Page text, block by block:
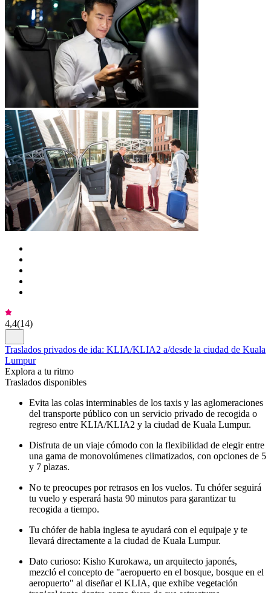
4,4(14)
Traslados privados de ida: KLIA/KLIA2 a/desde la ciudad de Kuala
Lumpur
Explora a tu ritmo
Traslados disponibles
Evita las colas interminables de los taxis y las aglomeraciones
del transporte público con un servicio privado de recogida o
regreso entre KLIA/KLIA2 y la ciudad de Kuala Lumpur.
Disfruta de un viaje cómodo con la flexibilidad de elegir entre
una gama de monovolúmenes climatizados, con opciones de 5
y 7 plazas.
No te preocupes por retrasos en los vuelos. Tu chófer seguirá
tu vuelo y esperará hasta 90 minutos para garantizar tu
recogida a tiempo.
Tu chófer de habla inglesa te ayudará con el equipaje y te
llevará directamente a la ciudad de Kuala Lumpur.
Dato curioso: Kisho Kurokawa, un arquitecto japonés,
mezcló el concepto de "aeropuerto en el bosque, bosque en el
aeropuerto" al diseñar el KLIA, que exhibe vegetación